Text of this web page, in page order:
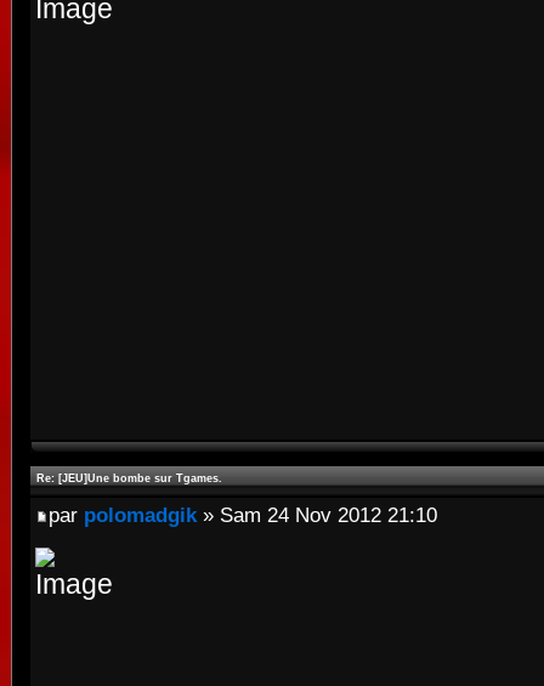
Re: [JEU]Une bombe sur Tgames.
par polomadgik » Sam 24 Nov 2012 21:10